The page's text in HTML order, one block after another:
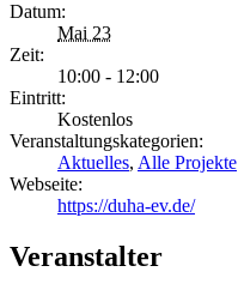
Datum:
Mai 23
Zeit:
10:00 - 12:00
Eintritt:
Kostenlos
Veranstaltungskategorien:
Aktuelles, Alle Projekte
Webseite:
https://duha-ev.de/
Veranstalter